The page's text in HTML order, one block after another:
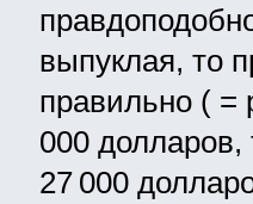
выпуклая, то
правильно ( =
000
27 000